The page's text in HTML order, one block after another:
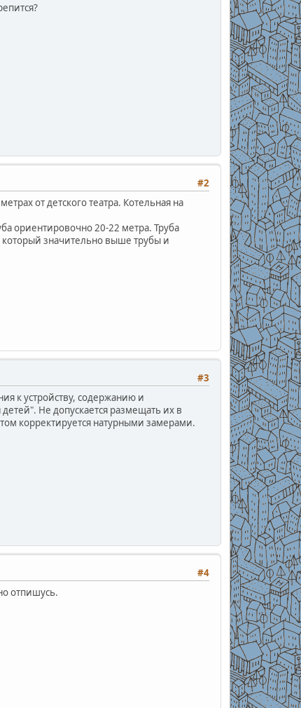
#2
от детского театра. Котельная на
ориентировочно 20-22 метра. Труба
значительно выше трубы и
#3
к устройству, содержанию и
Не допускается размещать их в
корректируется натурными замерами.
#4
отпишусь.